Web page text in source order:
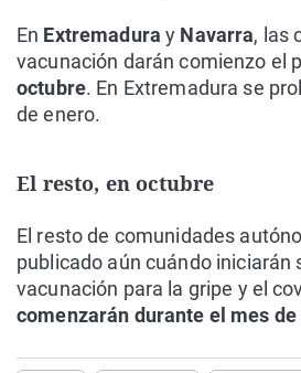
En Extremaduray Navarra, las
vacunación darán comienzo el
octubre. En Extremadura se
de enero.
El resto, en octubre
El resto de comunidades
publicado aún cuándo iniciarán
vacunación para la gripe y el
comenzarán durante el mes